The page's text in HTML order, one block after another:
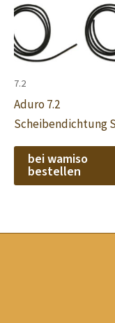
7.2
Aduro 7.2
Scheibendichtung
bei wamiso
bestellen